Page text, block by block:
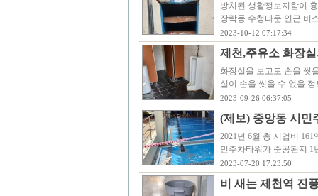
방치된 생활정보지함이
장락동 수청타운 인근 버
2023-10-12 07:17:34
제천,주유소 화장
화장실을 보고도 손을 씻
실이 손을 씻을 수 없을
2023-09-26 06:37:05
(제보) 중앙동 시
2021년 6월 총 시업비
민주차타워가 준공된지
2023-07-20 17:23:50
비 새는 제천역 진